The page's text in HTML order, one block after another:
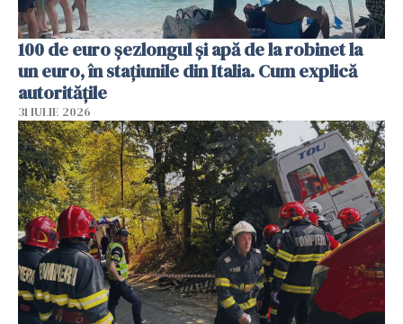
100 de euro șezlongul și apă de la robinet la
un euro, în stațiunile din Italia. Cum explică
autoritățile
31 IULIE 2026